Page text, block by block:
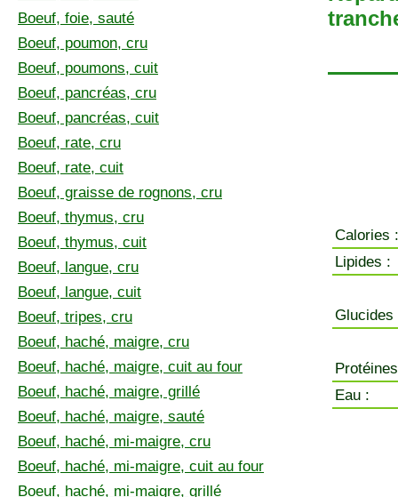
Boeuf, foie, sauté
Boeuf, poumon, cru
Boeuf, poumons, cuit
Boeuf, pancréas, cru
Boeuf, pancréas, cuit
Boeuf, rate, cru
Boeuf, rate, cuit
Boeuf, graisse de rognons, cru
Boeuf, thymus, cru
Boeuf, thymus, cuit
Boeuf, langue, cru
Boeuf, langue, cuit
Boeuf, tripes, cru
Boeuf, haché, maigre, cru
Boeuf, haché, maigre, cuit au four
Boeuf, haché, maigre, grillé
Boeuf, haché, maigre, sauté
Boeuf, haché, mi-maigre, cru
Boeuf, haché, mi-maigre, cuit au four
Boeuf, haché, mi-maigre, grillé
Calories :
Lipides :
Glucides
Eau :